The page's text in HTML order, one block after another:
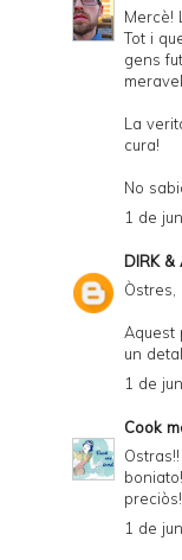
Mercè!
Tot i
gens
La
cura!
No
1 de
DIRK &
Òstres,
Aquest
un
1 de
Cook
1 de